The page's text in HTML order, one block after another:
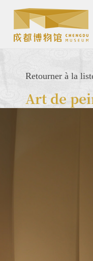
Retourner à la
Art de